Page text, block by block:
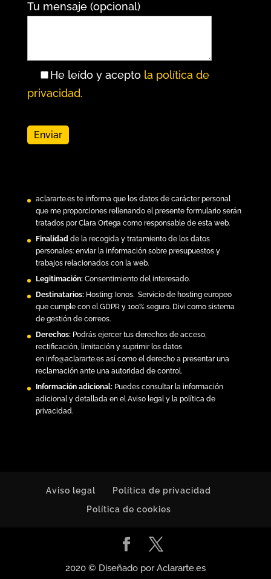
Tu mensaje (opcional)
He leído y acepto la política de
privacidad.
aclararte.este informa que los datos de carácter personal
que me proporciones rellenando el presente formulario serán
tratados por Clara Ortega como responsable de esta web.
Finalidadde la recogida y tratamiento de los datos
personales: enviar la información sobre presupuestos y
trabajos relacionados con la web.
Legitimación: Consentimiento del interesado.
Destinatarios:Hosting: Ionos.Servicio de hosting europeo
que cumple con el GDPR y 100% seguro. Divi como sistema
de gestión de correos.
Derechos: Podrás ejercer tus derechos de acceso,
rectificación, limitación y suprimir los datos
en info@aclararte.esasí como el derecho a presentar una
reclamación ante una autoridad de control.
Información adicional:Puedes consultar la información
adicional y detallada en el Aviso legal y la política de
privacidad .
Aviso legal
Política de privacidad
Política de cookies
2020 © Diseñado por Aclararte.es